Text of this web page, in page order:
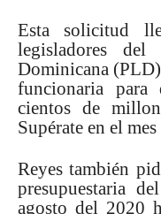
Esta solicitud
legisladores
Dominicana
funcionaria
cientos de
Supérate en el
Reyes también
presupuestaria
agosto del 2020